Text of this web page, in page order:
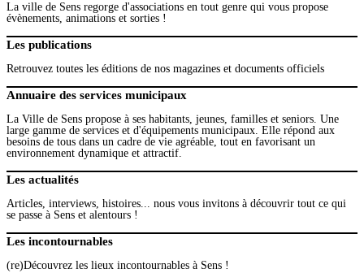
La ville de Sens regorge d'associations en tout genre qui vous propose
évènements, animations et sorties !
Les publications
Retrouvez toutes les éditions de nos magazines et documents officiels
Annuaire des services municipaux
La Ville de Sens propose à ses habitants, jeunes, familles et seniors. Une
large gamme de services et d'équipements municipaux. Elle répond aux
besoins de tous dans un cadre de vie agréable, tout en favorisant un
environnement dynamique et attractif.
Les actualités
Articles, interviews, histoires... nous vous invitons à découvrir tout ce qui
se passe à Sens et alentours !
Les incontournables
(re)Découvrez les lieux incontournables à Sens !